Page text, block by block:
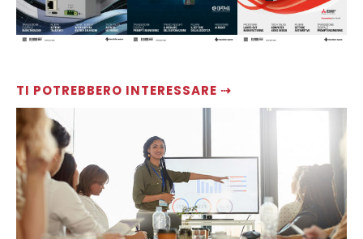
TI POTREBBERO INTERESSARE ⇢